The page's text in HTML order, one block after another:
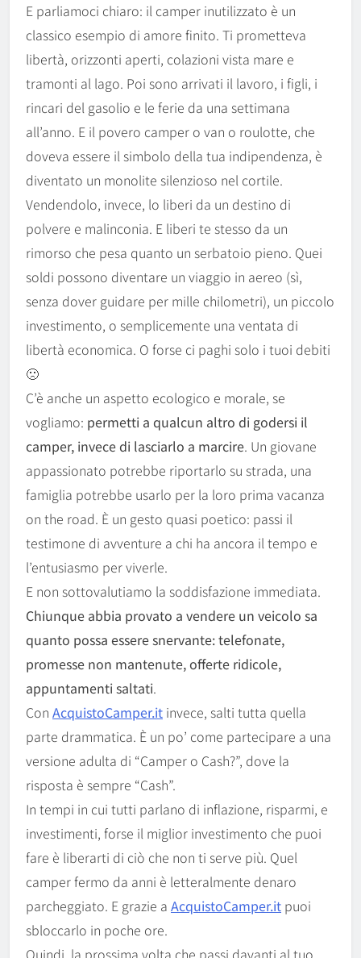
E parliamoci chiaro: il camper inutilizzato è un
classico esempio di amore finito. Ti prometteva
libertà, orizzonti aperti, colazioni vista mare e
tramonti al lago. Poi sono arrivati il lavoro, i figli, i
rincari del gasolio e le ferie da una settimana
all’anno. E il povero camper o van o roulotte, che
doveva essere il simbolo della tua indipendenza, è
diventato un monolite silenzioso nel cortile.
Vendendolo, invece, lo liberi da un destino di
polvere e malinconia. E liberi te stesso da un
rimorso che pesa quanto un serbatoio pieno. Quei
soldi possono diventare un viaggio in aereo (sì,
senza dover guidare per mille chilometri), un piccolo
investimento, o semplicemente una ventata di
libertà economica. O forse ci paghi solo i tuoi debiti
🙁
C’è anche un aspetto ecologico e morale, se
vogliamo: permetti a qualcun altro di godersi il
camper, invece di lasciarlo a marcire. Un giovane
appassionato potrebbe riportarlo su strada, una
famiglia potrebbe usarlo per la loro prima vacanza
on the road. È un gesto quasi poetico: passi il
testimone di avventure a chi ha ancora il tempo e
l’entusiasmo per viverle.
E non sottovalutiamo la soddisfazione immediata.
Chiunque abbia provato a vendere un veicolo sa
quanto possa essere snervante: telefonate,
promesse non mantenute, offerte ridicole,
appuntamenti saltati.
Con AcquistoCamper.it invece, salti tutta quella
parte drammatica. È un po’ come partecipare a una
versione adulta di “Camper o Cash?”, dove la
risposta è sempre “Cash”.
In tempi in cui tutti parlano di inflazione, risparmi, e
investimenti, forse il miglior investimento che puoi
fare è liberarti di ciò che non ti serve più. Quel
camper fermo da anni è letteralmente denaro
parcheggiato. E grazie a AcquistoCamper.it puoi
sbloccarlo in poche ore.